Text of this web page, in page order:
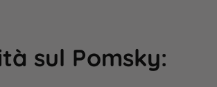
sul Pomsky: